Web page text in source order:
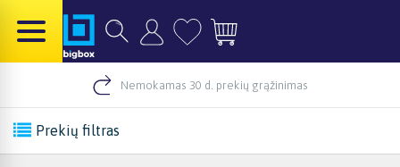
Nemokamas 30 d. prekių grąžinimas
Prekių filtras